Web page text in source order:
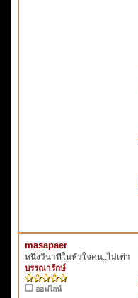
masapaer
หนึ่งวินาทีในหัวใจคน..ไม่เท่า
บรรณารักษ์
ออฟไลน์